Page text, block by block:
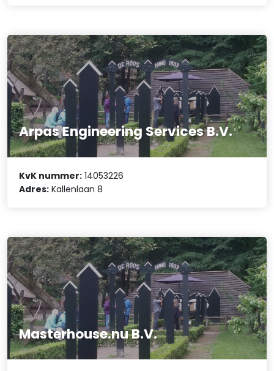
Arpas Engineering Services B.V.
KvK nummer: 14053226
Adres: Kallenlaan 8
Masterhouse.nu B.V.